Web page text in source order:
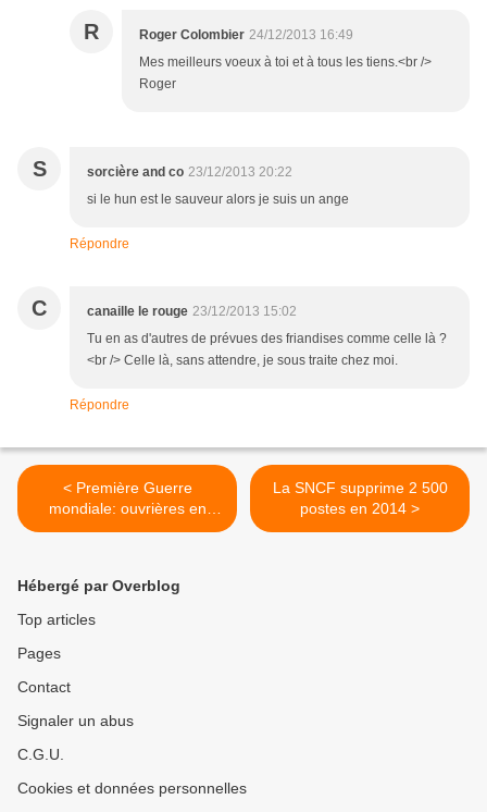
R Roger Colombier 24/12/2013 16:49
Mes meilleurs voeux à toi et à tous les tiens.<br />
Roger
S sorcière and co 23/12/2013 20:22
si le hun est le sauveur alors je suis un ange
Répondre
C canaille le rouge 23/12/2013 15:02
Tu en as d'autres de prévues des friandises comme celle là ?
<br /> Celle là, sans attendre, je sous traite chez moi.
Répondre
< Première Guerre
mondiale: ouvrières en
grève et mutineries au front
La SNCF supprime 2 500
postes en 2014 >
Hébergé par Overblog
Top articles
Pages
Contact
Signaler un abus
C.G.U.
Cookies et données personnelles